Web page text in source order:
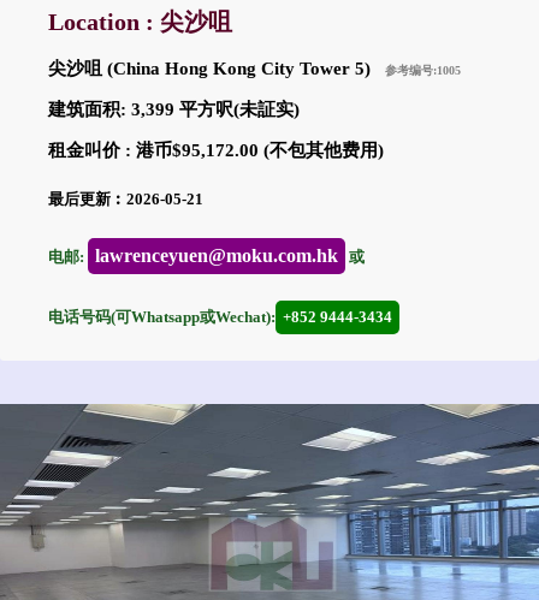
Location : 尖沙咀
尖沙咀 (China Hong Kong City Tower 5) 参考编号:1005
建筑面积: 3,399 平方呎(未証实)
租金叫价 : 港币$95,172.00 (不包其他费用)
最后更新︰2026-05-21
电邮: lawrenceyuen@moku.com.hk 或
电话号码(可Whatsapp或Wechat): +852 9444-3434